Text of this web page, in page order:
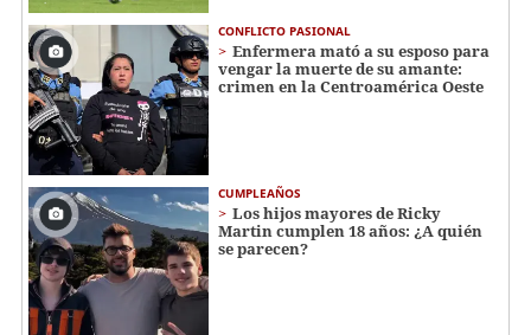
CONFLICTO PASIONAL
Enfermera mató a su esposo para
vengar la muerte de su amante:
crimen en la Centroamérica Oeste
CUMPLEAÑOS
Los hijos mayores de Ricky
Martin cumplen 18 años: ¿A quién
se parecen?